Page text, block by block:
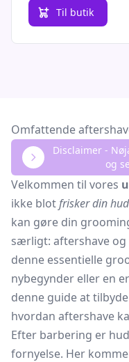
Til butik
Omfattende
Disclaimer -
og
Velkommen til vores
ikke blotfrisker din
kan gøre din
særligt: aftershave og
denne essentielle
nybegynder eller en
denne guide at
hvordan aftershave
Efter barbering er
fornyelse. Her